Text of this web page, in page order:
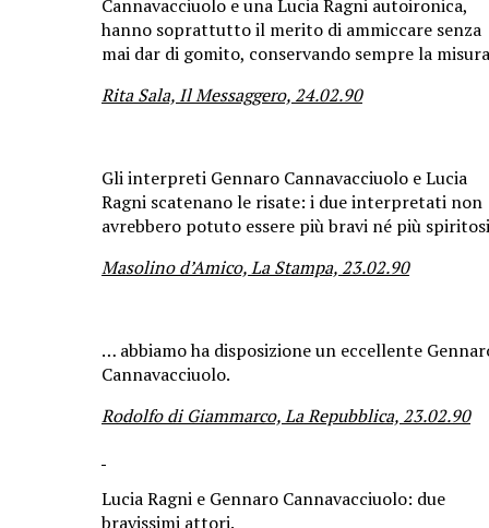
Cannavacciuolo e una Lucia Ragni autoironica,
hanno soprattutto il merito di ammiccare senza
mai dar di gomito, conservando sempre la
Rita Sala, Il Messaggero, 24.02.90
Gli interpreti Gennaro Cannavacciuolo e Lucia
Ragni scatenano le risate: i due interpretati non
avrebbero potuto essere più bravi né più
Masolino d’Amico, La Stampa, 23.02.90
… abbiamo ha disposizione un eccellente
Cannavacciuolo.
Rodolfo di Giammarco, La Repubblica, 23.02.90
Lucia Ragni e Gennaro Cannavacciuolo: due
bravissimi attori.